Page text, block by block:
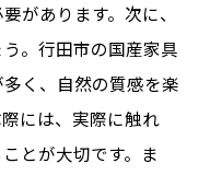
があります。次に、
。行田市の国産家具
く、自然の質感を楽
には、実際に触れ
とが大切です。ま